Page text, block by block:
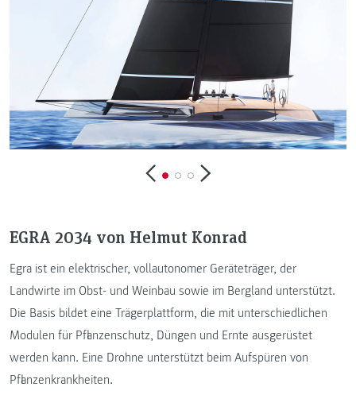
EGRA 2034 von Helmut Konrad
Egra ist ein elektrischer, vollautonomer Geräteträger, der
Landwirte im Obst- und Weinbau sowie im Bergland unterstützt.
Die Basis bildet eine Trägerplattform, die mit unterschiedlichen
Modulen für Pflanzenschutz, Düngen und Ernte ausgerüstet
werden kann. Eine Drohne unterstützt beim Aufspüren von
Pflanzenkrankheiten.